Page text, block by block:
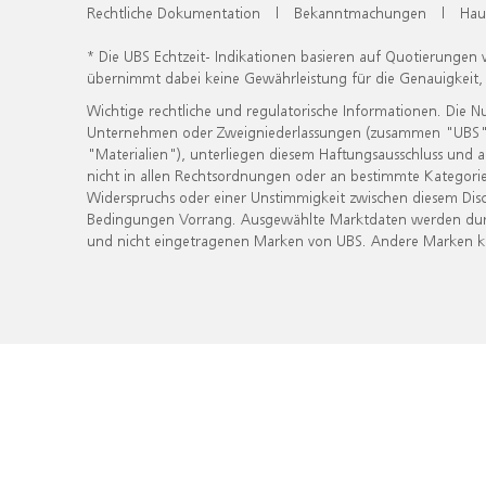
Rechtliche Dokumentation | Bekanntmachungen |
* Die UBS Echtzeit- Indikationen basieren auf
übernimmt dabei keine Gewährleistung für die
Wichtige rechtliche und regulatorische Informationen. Die
Unternehmen oder Zweigniederlassungen (zusammen
"Materialien"), unterliegen diesem Haftungsausschluss
nicht in allen Rechtsordnungen oder an bestimmte
Widerspruchs oder einer Unstimmigkeit zwischen diesem
Bedingungen Vorrang. Ausgewählte Marktdaten werden
und nicht eingetragenen Marken von UBS. Andere Marken